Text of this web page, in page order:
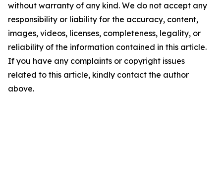
without warranty of any kind. We do not accept any
responsibility or liability for the accuracy, content,
images, videos, licenses, completeness, legality, or
reliability of the information contained in this article.
If you have any complaints or copyright issues
related to this article, kindly contact the author
above.